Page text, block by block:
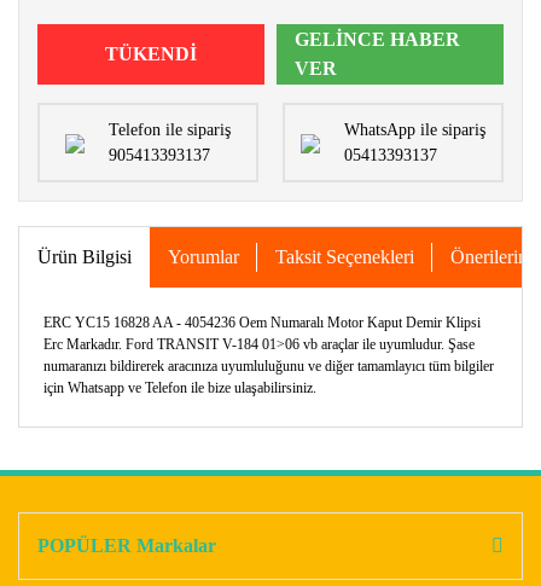
TÜKENDİ
GELİNCE HABER
VER
Telefon ile sipariş
905413393137
WhatsApp ile sipariş
05413393137
Ürün Bilgisi Yorumlar Taksit Seçenekleri Önerileriniz
ERC YC15 16828 AA - 4054236 Oem Numaralı Motor Kaput Demir Klipsi
Erc Markadır. Ford TRANSIT V-184 01>06 vb araçlar ile uyumludur. Şase
numaranızı bildirerek aracınıza uyumluluğunu ve diğer tamamlayıcı tüm bilgiler
için Whatsapp ve Telefon ile bize ulaşabilirsiniz.
POPÜLER Markalar